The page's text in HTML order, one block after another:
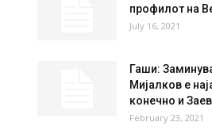
профилот на
July 16, 2021
Гаши:
Мијалков е
конечно и
February 23, 2021